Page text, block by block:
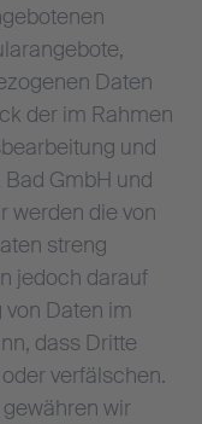
Daten
der im Rahmen
und
GmbH und
werden die von
streng
jedoch darauf
Daten im
dass Dritte
verfälschen.
wir